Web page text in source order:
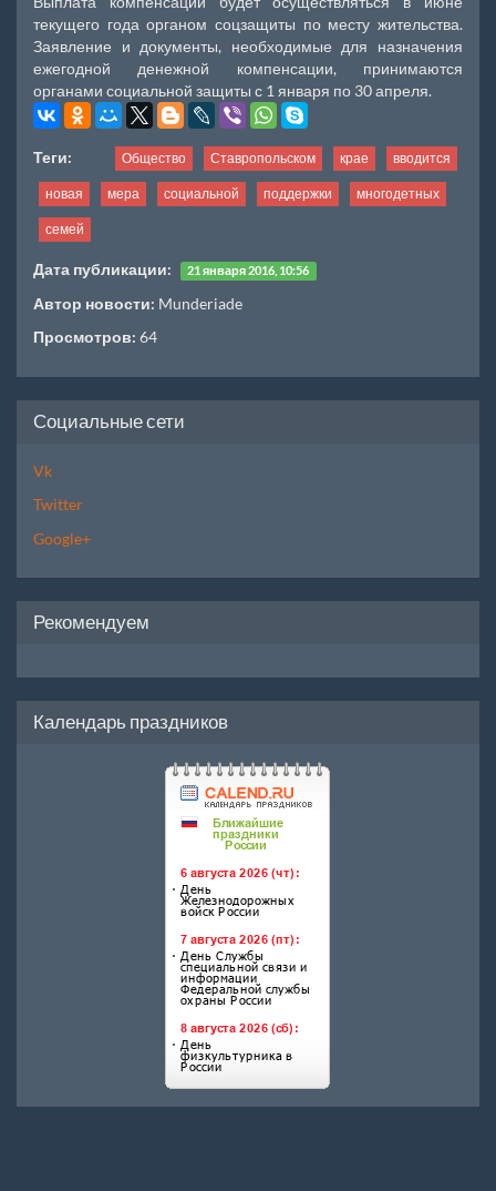
текущего года органом соцзащиты по месту жительства.
Заявление и документы, необходимые для назначения
ежегодной денежной компенсации, принимаются
органами социальной защиты с 1 января по 30 апреля.
Теги: Общество Ставропольском крае вводится
новая мера социальной поддержки многодетных
семей
Дата публикации: 21 января 2016, 10:56
Автор новости: Munderiade
Просмотров: 64
Социальные сети
Vk
Twitter
Google+
Рекомендуем
Календарь праздников